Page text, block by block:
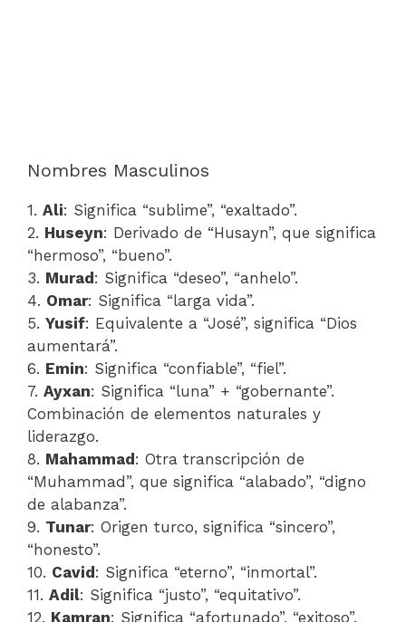
Nombres Masculinos
1. Ali: Significa “sublime”, “exaltado”.
2. Huseyn: Derivado de “Husayn”, que significa
“hermoso”, “bueno”.
3. Murad : Significa “deseo”, “anhelo”.
4. Omar: Significa “larga vida”.
5. Yusif: Equivalente a “José”, significa “Dios
aumentará”.
6. Emin: Significa “confiable”, “fiel”.
7. Ayxan: Significa “luna” + “gobernante”.
Combinación de elementos naturales y
liderazgo.
8. Mahammad : Otra transcripción de
“Muhammad”, que significa “alabado”, “digno
de alabanza”.
9. Tunar: Origen turco, significa “sincero”,
“honesto”.
10. Cavid : Significa “eterno”, “inmortal”.
11. Adil: Significa “justo”, “equitativo”.
12. Kamran: Significa “afortunado”, “exitoso”.